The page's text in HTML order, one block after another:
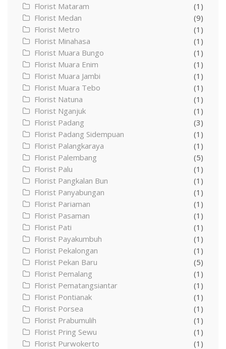
Florist Mataram
(1)
Florist Medan
(9)
Florist Metro
(1)
Florist Minahasa
(1)
Florist Muara Bungo
(1)
Florist Muara Enim
(1)
Florist Muara Jambi
(1)
Florist Muara Tebo
(1)
Florist Natuna
(1)
Florist Nganjuk
(1)
Florist Padang
(3)
Florist Padang Sidempuan
(1)
Florist Palangkaraya
(1)
Florist Palembang
(5)
Florist Palu
(1)
Florist Pangkalan Bun
(1)
Florist Panyabungan
(1)
Florist Pariaman
(1)
Florist Pasaman
(1)
Florist Pati
(1)
Florist Payakumbuh
(1)
Florist Pekalongan
(1)
Florist Pekan Baru
(5)
Florist Pemalang
(1)
Florist Pematangsiantar
(1)
Florist Pontianak
(1)
Florist Porsea
(1)
Florist Prabumulih
(1)
Florist Pring Sewu
(1)
Florist Purwokerto
(1)